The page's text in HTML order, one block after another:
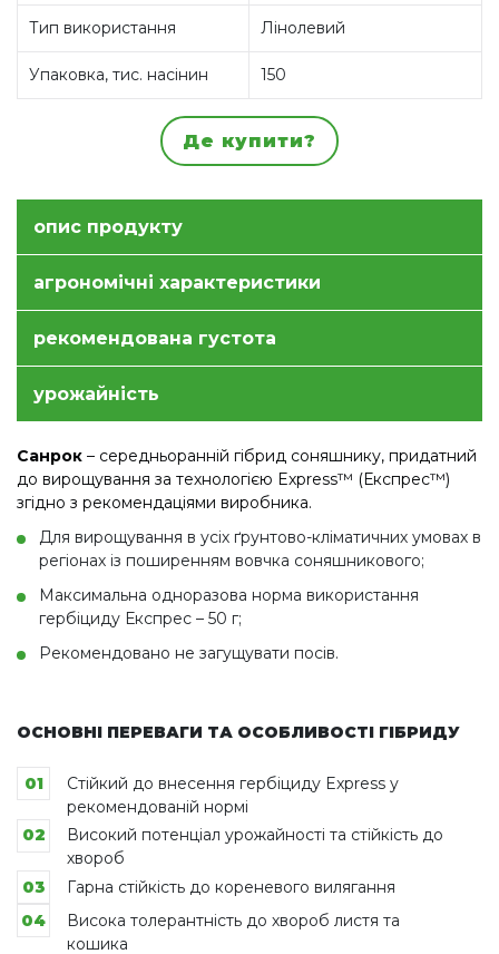
Тип використання Лінолевий
Упаковка, тис. насінин 150
Де купити?
опис продукту
агрономічні характеристики
рекомендована густота
урожайність
Санрок – середньоранній гібрид соняшнику, придатний
до вирощування за технологією Express™ (Експрес™)
згідно з рекомендаціями виробника.
Для вирощування в усіх ґрунтово-кліматичних умовах в
регіонах із поширенням вовчка соняшникового;
Максимальна одноразова норма використання
гербіциду Експрес – 50 г;
Рекомендовано не загущувати посів.
ОСНОВНІ ПЕРЕВАГИ ТА ОСОБЛИВОСТІ ГІБРИДУ
01
Стійкий до внесення гербіциду Express у
рекомендованій нормі
02
Високий потенціал урожайності та стійкість до
хвороб
03
Гарна стійкість до кореневого вилягання
04
Висока толерантність до хвороб листя та
кошика